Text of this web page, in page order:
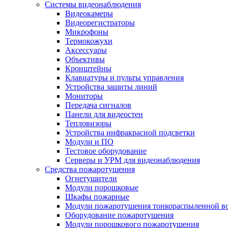
Системы видеонаблюдения
Видеокамеры
Видеорегистраторы
Микрофоны
Термокожухи
Аксессуары
Объективы
Кронштейны
Клавиатуры и пульты управления
Устройства защиты линий
Мониторы
Передача сигналов
Панели для видеостен
Тепловизоры
Устройства инфракрасной подсветки
Модули и ПО
Тестовое оборудование
Серверы и УРМ для видеонаблюдения
Средства пожаротушения
Огнетушители
Модули порошковые
Шкафы пожарные
Модули пожаротушения тонкораспыленной
Оборудование пожаротушения
Модули порошкового пожаротушения